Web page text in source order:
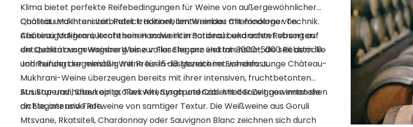
Klima bietet perfekte Reifebedingungen für Weine von außergewöhnlicher
Qualität und Intensität. Patrick Honnef, amtierender Chefönologe von
Château Mukhrani, lernte sein Handwerk in Bordeaux und achtet streng auf
die Qualität vom Weinberg bis zur Flasche: pro Hektar 3000-5000 Rebstöcke
und Reifung der meisten Weine für 15-18 Monate im Eichenfass.
Château Mukhrani verbindet traditionellen Weinbau mit moderner Technik.
Aus einzigartigen autochthonen sowie international bekannten Rebsorten
entstehen ausgewogene Weine voller Eleganz und Intensität, die seit dem 19.
Jahrhundert regelmäßig mit Preisen ausgezeichnet werden. Junge Château-
Mukhrani-Weine überzeugen bereits mit ihrer intensiven, fruchtbetonten
Struktur und haben ein großes Alterungspotenzial. Mit der Zeit gewinnen sie
an Eleganz und Tiefe.
Aus Saperavi, Shavkapito, Tavkveri, Syrah und Cabernet Sauvignon entstehen
dichte, intensive Rotweine von samtiger Textur. Die Weißweine aus Goruli
Mtsvane, Rkatsiteli, Chardonnay oder Sauvignon Blanc zeichnen sich durch